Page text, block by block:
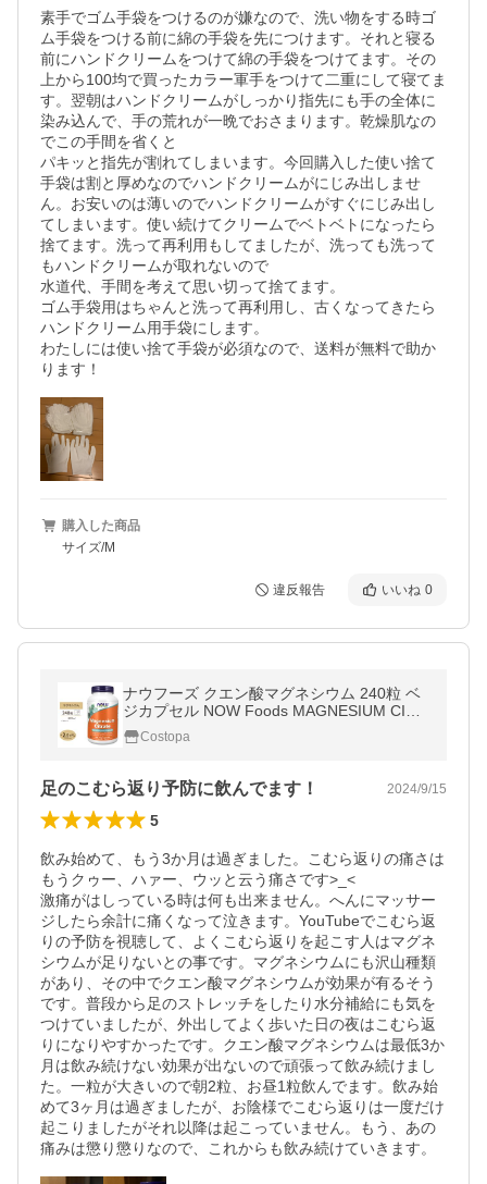
素手でゴム手袋をつけるのが嫌なので、洗い物をする時ゴ
ム手袋をつける前に綿の手袋を先につけます。それと寝る
前にハンドクリームをつけて綿の手袋をつけてます。その
上から100均で買ったカラー軍手をつけて二重にして寝てま
す。翌朝はハンドクリームがしっかり指先にも手の全体に
染み込んで、手の荒れが一晩でおさまります。乾燥肌なの
でこの手間を省くと
パキッと指先が割れてしまいます。今回購入した使い捨て
手袋は割と厚めなのでハンドクリームがにじみ出しませ
ん。お安いのは薄いのでハンドクリームがすぐにじみ出し
てしまいます。使い続けてクリームでベトベトになったら
捨てます。洗って再利用もしてましたが、洗っても洗って
もハンドクリームが取れないので
水道代、手間を考えて思い切って捨てます。
ゴム手袋用はちゃんと洗って再利用し、古くなってきたら
ハンドクリーム用手袋にします。
わたしには使い捨て手袋が必須なので、送料が無料で助か
購入した商品
サイズ/M
違反報告 いいね 0
ナウフーズ クエン酸マグネシウム 240粒 ベ
ジカプセル NOW Foods MAGNESIUM CITR
ATE CAPS 240 マグネシウムキレート
Costopa
足のこむら返り予防に飲んでます！ 2024/9/15
5
飲み始めて、もう3か月は過ぎました。こむら返りの痛さは
もうクゥー、ハァー、ウッと云う痛さです>_<
激痛がはしっている時は何も出来ません。へんにマッサー
ジしたら余計に痛くなって泣きます。YouTubeでこむら返
りの予防を視聴して、よくこむら返りを起こす人はマグネ
シウムが足りないとの事です。マグネシウムにも沢山種類
があり、その中でクエン酸マグネシウムが効果が有るそう
です。普段から足のストレッチをしたり水分補給にも気を
つけていましたが、外出してよく歩いた日の夜はこむら返
りになりやすかったです。クエン酸マグネシウムは最低3か
月は飲み続けない効果が出ないので頑張って飲み続けまし
た。一粒が大きいので朝2粒、お昼1粒飲んでます。飲み始
めて3ヶ月は過ぎましたが、お陰様でこむら返りは一度だけ
起こりましたがそれ以降は起こっていません。もう、あの
痛みは懲り懲りなので、これからも飲み続けていきます。